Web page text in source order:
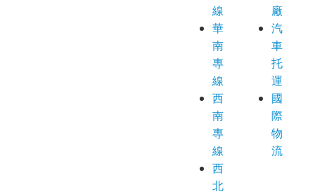
線
華
南
專
線
西
南
專
線
西
北
廠
汽
車
托
運
國
際
物
流